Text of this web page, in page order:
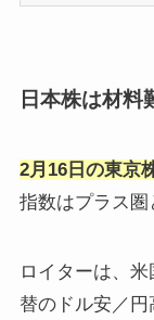
日本株は材料
2月16日の東京
指数はプラス圏
ロイターは、
替のドル安／